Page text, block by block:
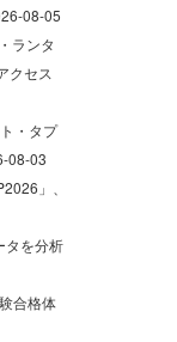
08-05
ランタ
クセス
・タプ
08-03
」、
タを分析
合格体